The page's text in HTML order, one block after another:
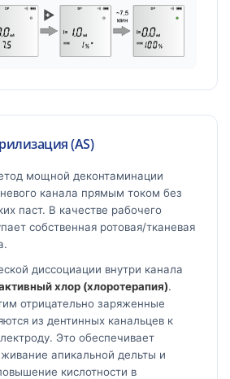
(AS)
мощной деконтаминации
канала прямым током без
паст. В качестве рабочего
собственная ротовая/тканевая
диссоциации внутри канала
хлор (хлоротерапия).
отрицательно заряженные
из дентинных канальцев к
Это обеспечивает
апикальной дельты и
кислотности в